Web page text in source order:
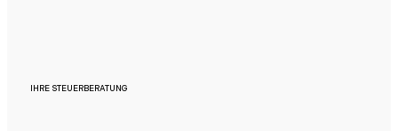
IHRE STEUERBERATUNG